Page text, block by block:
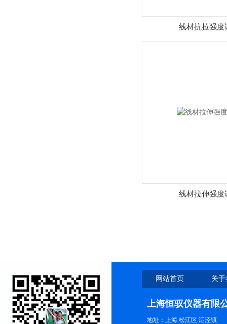
线材抗拉强度
线材拉伸强度
网站首页 关
上海恒驭仪器有限
地址：上海.松江区.泗泾镇